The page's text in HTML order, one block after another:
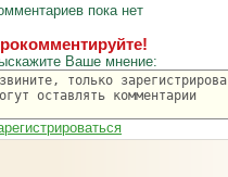
пока нет
Ваше мнение: